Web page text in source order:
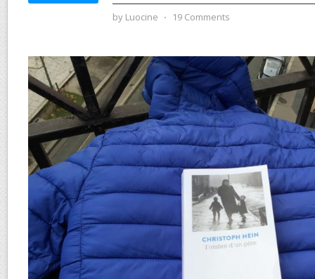
by Luocine ⋅ 19 Comments